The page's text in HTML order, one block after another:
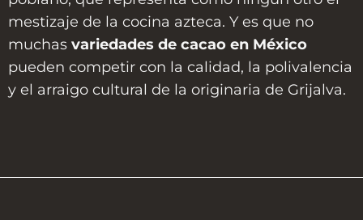
mestizaje de la cocina azteca. Y es que no
muchas variedades de cacao en México
pueden competir con la calidad, la polivalencia
y el arraigo cultural de la originaria de Grijalva.